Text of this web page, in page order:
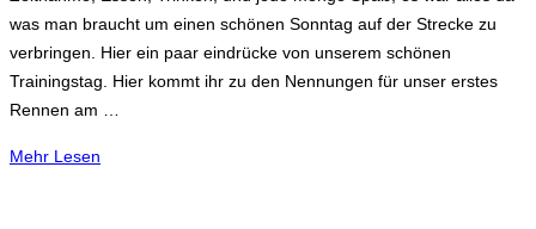
was man braucht um einen schönen Sonntag auf der Strecke zu
verbringen. Hier ein paar eindrücke von unserem schönen
Trainingstag. Hier kommt ihr zu den Nennungen für unser erstes
Rennen am …
Mehr über
Lesen